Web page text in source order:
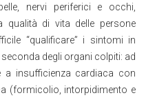
nervi periferici e occhi,
qualità di vita delle persone
“qualificare” i sintomi in
degli organi colpiti: ad
a insufficienza cardiaca con
(formicolio, intorpidimento e